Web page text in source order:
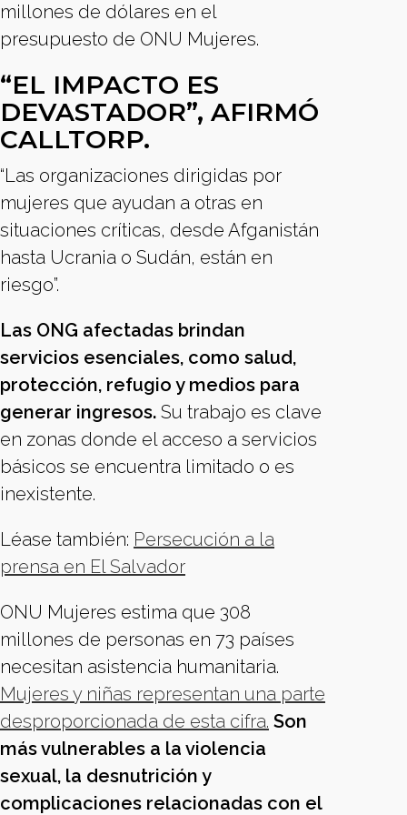
millones de dólares en el
presupuesto de ONU Mujeres.
“EL IMPACTO ES
DEVASTADOR”, AFIRMÓ
CALLTORP.
“Las organizaciones dirigidas por
mujeres que ayudan a otras en
situaciones críticas, desde Afganistán
hasta Ucrania o Sudán, están en
riesgo”.
Las ONG afectadas brindan
servicios esenciales, como salud,
protección, refugio y medios para
generar ingresos. Su trabajo es clave
en zonas donde el acceso a servicios
básicos se encuentra limitado o es
inexistente.
Léase también: Persecución a la
prensa en El Salvador
ONU Mujeres estima que 308
millones de personas en 73 países
necesitan asistencia humanitaria.
Mujeres y niñas representan una parte
desproporcionada de esta cifra. Son
más vulnerables a la violencia
sexual, la desnutrición y
complicaciones relacionadas con el